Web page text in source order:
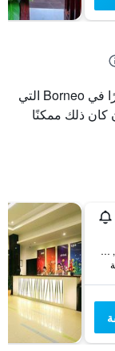
في الوقت الحالي، هذه هي الفنادق الأقل سعرًا في Borneo التي
كان ذلك ممكنًا
Lot 299 - 303, Section 49, كوتشينغ, ماليزيا